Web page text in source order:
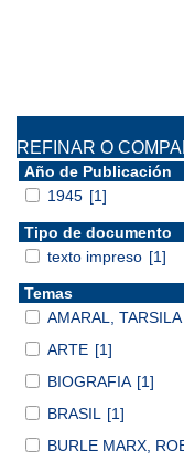
REFINAR O
Año de Publicación
1945 [1]
Tipo de documento
texto impreso [1]
Temas
AMARAL,
ARTE [1]
BIOGRAFIA [1]
BRASIL
[1]
BURLE MARX,